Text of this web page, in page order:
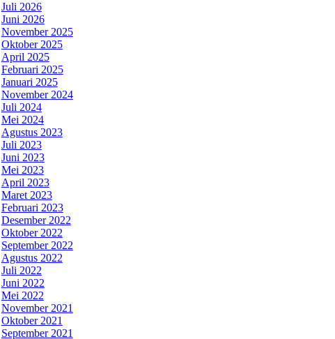
Juli 2026
Juni 2026
November 2025
Oktober 2025
April 2025
Februari 2025
Januari 2025
November 2024
Juli 2024
Mei 2024
Agustus 2023
Juli 2023
Juni 2023
Mei 2023
April 2023
Maret 2023
Februari 2023
Desember 2022
Oktober 2022
September 2022
Agustus 2022
Juli 2022
Juni 2022
Mei 2022
November 2021
Oktober 2021
September 2021